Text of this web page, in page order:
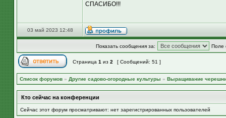
СПАСИБО!!!
03 май 2023 12:48
Показать сообщения за: Поле
Страница 1 из 2 [ Сообщений: 51 ]
Список форумов » Другие садово-огородные культуры » Выращивание
Кто сейчас на конференции
Сейчас этот форум просматривают: нет зарегистрированных пользователей